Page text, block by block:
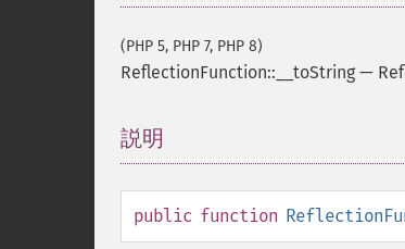
(PHP 5, PHP 7, PHP 8)
ReflectionFunction::__toString —
説明
public function